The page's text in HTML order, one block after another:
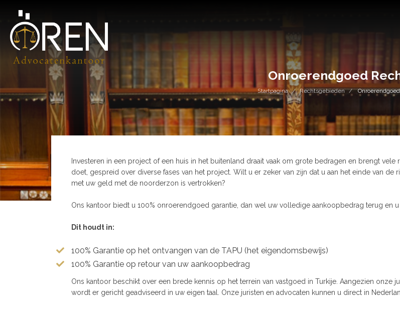
Onroerendgoed
Startpagina Rechtsgebieden
Investeren in een project of een huis in het buitenland draait vaak om grote bedragen en brengt vele
doet, gespreid over diverse fases van het project. Wilt u er zeker van zijn dat u aan het einde van
met uw geld met de noorderzon is vertrokken?
Ons kantoor biedt u 100% onroerendgoed garantie, dan wel uw volledige aankoopbedrag terug en u
Dit houdt in:
100% Garantie op het ontvangen van de TAPU (het eigendomsbewijs)
100% Garantie op retour van uw aankoopbedrag
Ons kantoor beschikt over een brede kennis op het terrein van vastgoed in Turkije. Aangezien onze
wordt er gericht geadviseerd in uw eigen taal. Onze juristen en advocaten kunnen u direct in